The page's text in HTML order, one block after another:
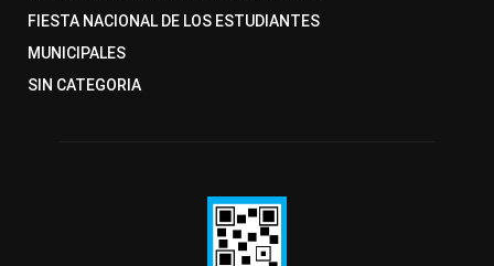
FIESTA NACIONAL DE LOS ESTUDIANTES
MUNICIPALES
SIN CATEGORIA